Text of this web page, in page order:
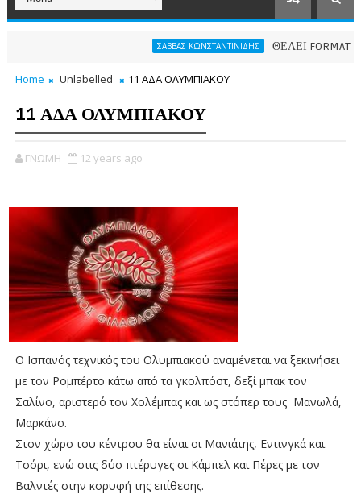
ΣΑΒΒΑΣ ΚΩΝΣΤΑΝΤΙΝΙΔΗΣ ΘΕΛΕΙ FORMAT O ΑΡΗΣ
Home Unlabelled 11 ΑΔΑ ΟΛΥΜΠΙΑΚΟΥ
11 ΑΔΑ ΟΛΥΜΠΙΑΚΟΥ
ΓΝΩΜΗ 12 years ago
Ο Ισπανός τεχνικός του Ολυμπιακού αναμένεται να ξεκινήσει
με τον Ρομπέρτο κάτω από τα γκολπόστ, δεξί μπακ τον
Σαλίνο, αριστερό τον Χολέμπας και ως στόπερ τους Μανωλά,
Μαρκάνο.
Στον χώρο του κέντρου θα είναι οι Μανιάτης, Εντινγκά και
Τσόρι, ενώ στις δύο πτέρυγες οι Κάμπελ και Πέρες με τον
Βαλντές στην κορυφή της επίθεσης.